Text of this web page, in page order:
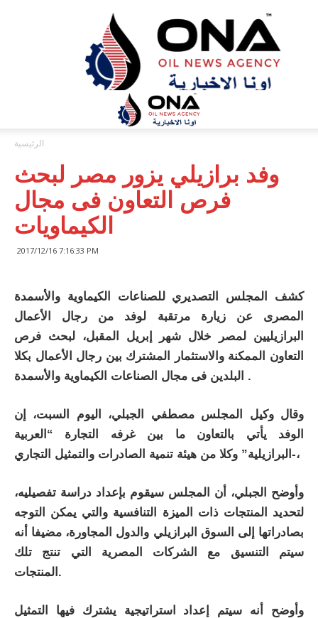
ONA™
NEWS
/
أونا
الاخبارية
الرئيسية
وفد برازيلي يزور مصر لبحث
فرص التعاون فى مجال
الكيماويات
2017/12/16 7:16:33 PM
كشف المجلس التصديري للصناعات الكيماوية والأسمدة
المصرى عن زيارة مرتقبة لوفد من رجال الأعمال
البرازيليين لمصر خلال شهر إبريل المقبل، لبحث فرص
التعاون الممكنة والاستثمار المشترك بين رجال الأعمال بكلا
البلدين فى مجال الصناعات الكيماوية والأسمدة .
وقال وكيل المجلس مصطفي الجبلي، اليوم السبت، إن
الوفد يأتي بالتعاون ما بين غرفه التجارة “العربية
-البرازيلية” وكلا من هيئة تنمية الصادرات والتمثيل التجاري،
وأوضح الجبلي، أن المجلس سيقوم بإعداد دراسة تفصيليه،
لتحديد المنتجات ذات الميزة التنافسية والتي يمكن التوجه
بصادراتها إلى السوق البرازيلي والدول المجاورة، مضيفا أنه
سيتم التنسيق مع الشركات المصرية التي تنتج تلك
المنتجات.
وأوضح أنه سيتم إعداد استراتيجية يشترك فيها التمثيل